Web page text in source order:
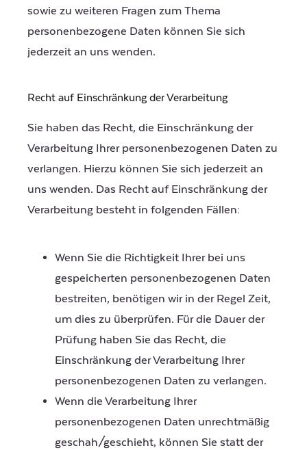
sowie zu weiteren Fragen zum Thema
personenbezogene Daten können Sie sich
jederzeit an uns wenden.
Recht auf Einschränkung der Verarbeitung
Sie haben das Recht, die Einschränkung der
Verarbeitung Ihrer personenbezogenen Daten zu
verlangen. Hierzu können Sie sich jederzeit an
uns wenden. Das Recht auf Einschränkung der
Verarbeitung besteht in folgenden Fällen:
Wenn Sie die Richtigkeit Ihrer bei uns
gespeicherten personenbezogenen Daten
bestreiten, benötigen wir in der Regel Zeit,
um dies zu überprüfen. Für die Dauer der
Prüfung haben Sie das Recht, die
Einschränkung der Verarbeitung Ihrer
personenbezogenen Daten zu verlangen.
Wenn die Verarbeitung Ihrer
personenbezogenen Daten unrechtmäßig
geschah/geschieht, können Sie statt der